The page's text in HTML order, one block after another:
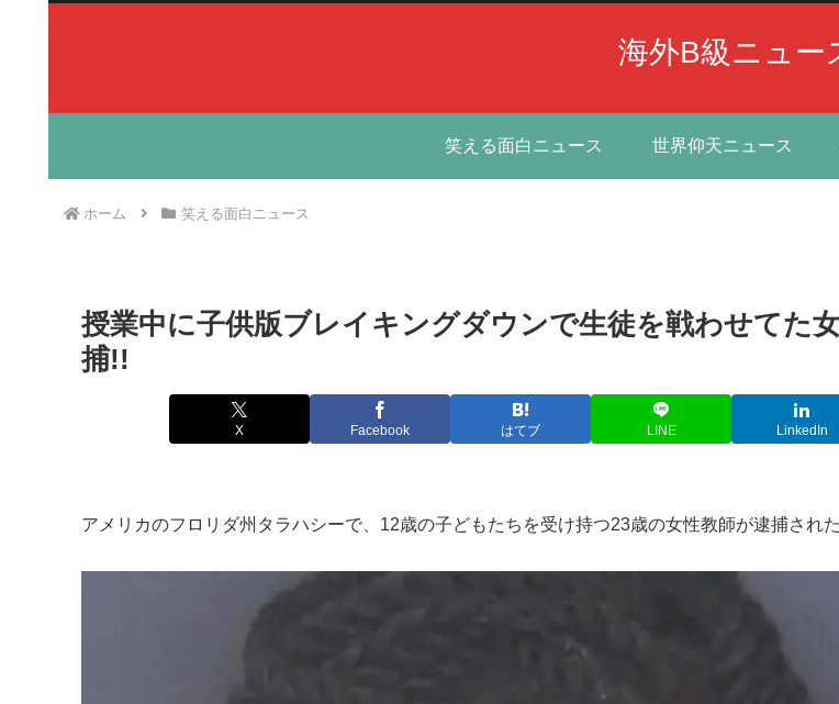
海外B級ニュー
笑える面白ニュース 世界仰天ニュース
ホーム 笑える面白ニュース
授業中に子供版ブレイキングダウンで生徒を戦わせてた
捕!!
X Facebook はてブ LINE LinkedIn
アメリカのフロリダ州タラハシーで、12歳の子どもたちを受け持つ23歳の女性教師が逮捕された